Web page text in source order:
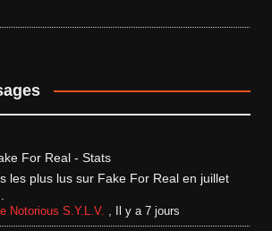
For Real - Stats
les plus lus sur Fake For Real en juillet
Notorious S.Y.L.V. Il y a 7 jours